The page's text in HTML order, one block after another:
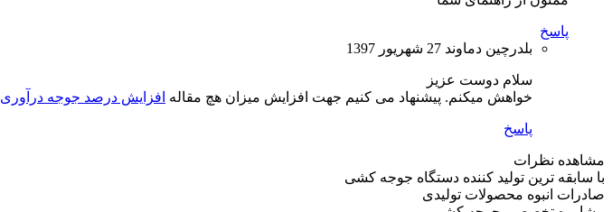
پاسخ
بلدرچین دماوند 27 شهریور 1397
سلام دوست عزیز
خواهش میکنم. پیشنهاد می کنیم جهت افزایش میزان هچ مقاله افزایش درصد جوجه درآوری
پاسخ
مشاهده نظرات
با سابقه ترین تولید کننده دستگاه جوجه کشی
صادرات انبوه محصولات تولیدی